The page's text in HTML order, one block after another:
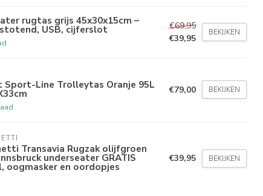
rugtas grijs 45x30x15cm –
USB, cijferslot
€69,95
€39,95
BEKIJKEN
Sport-Line Trolleytas Oranje 95L €79,00 BEKIJKEN
Transavia Rugzak olijfgroen
underseater GRATIS
oogmasker en oordopjes
€39,95 BEKIJKEN